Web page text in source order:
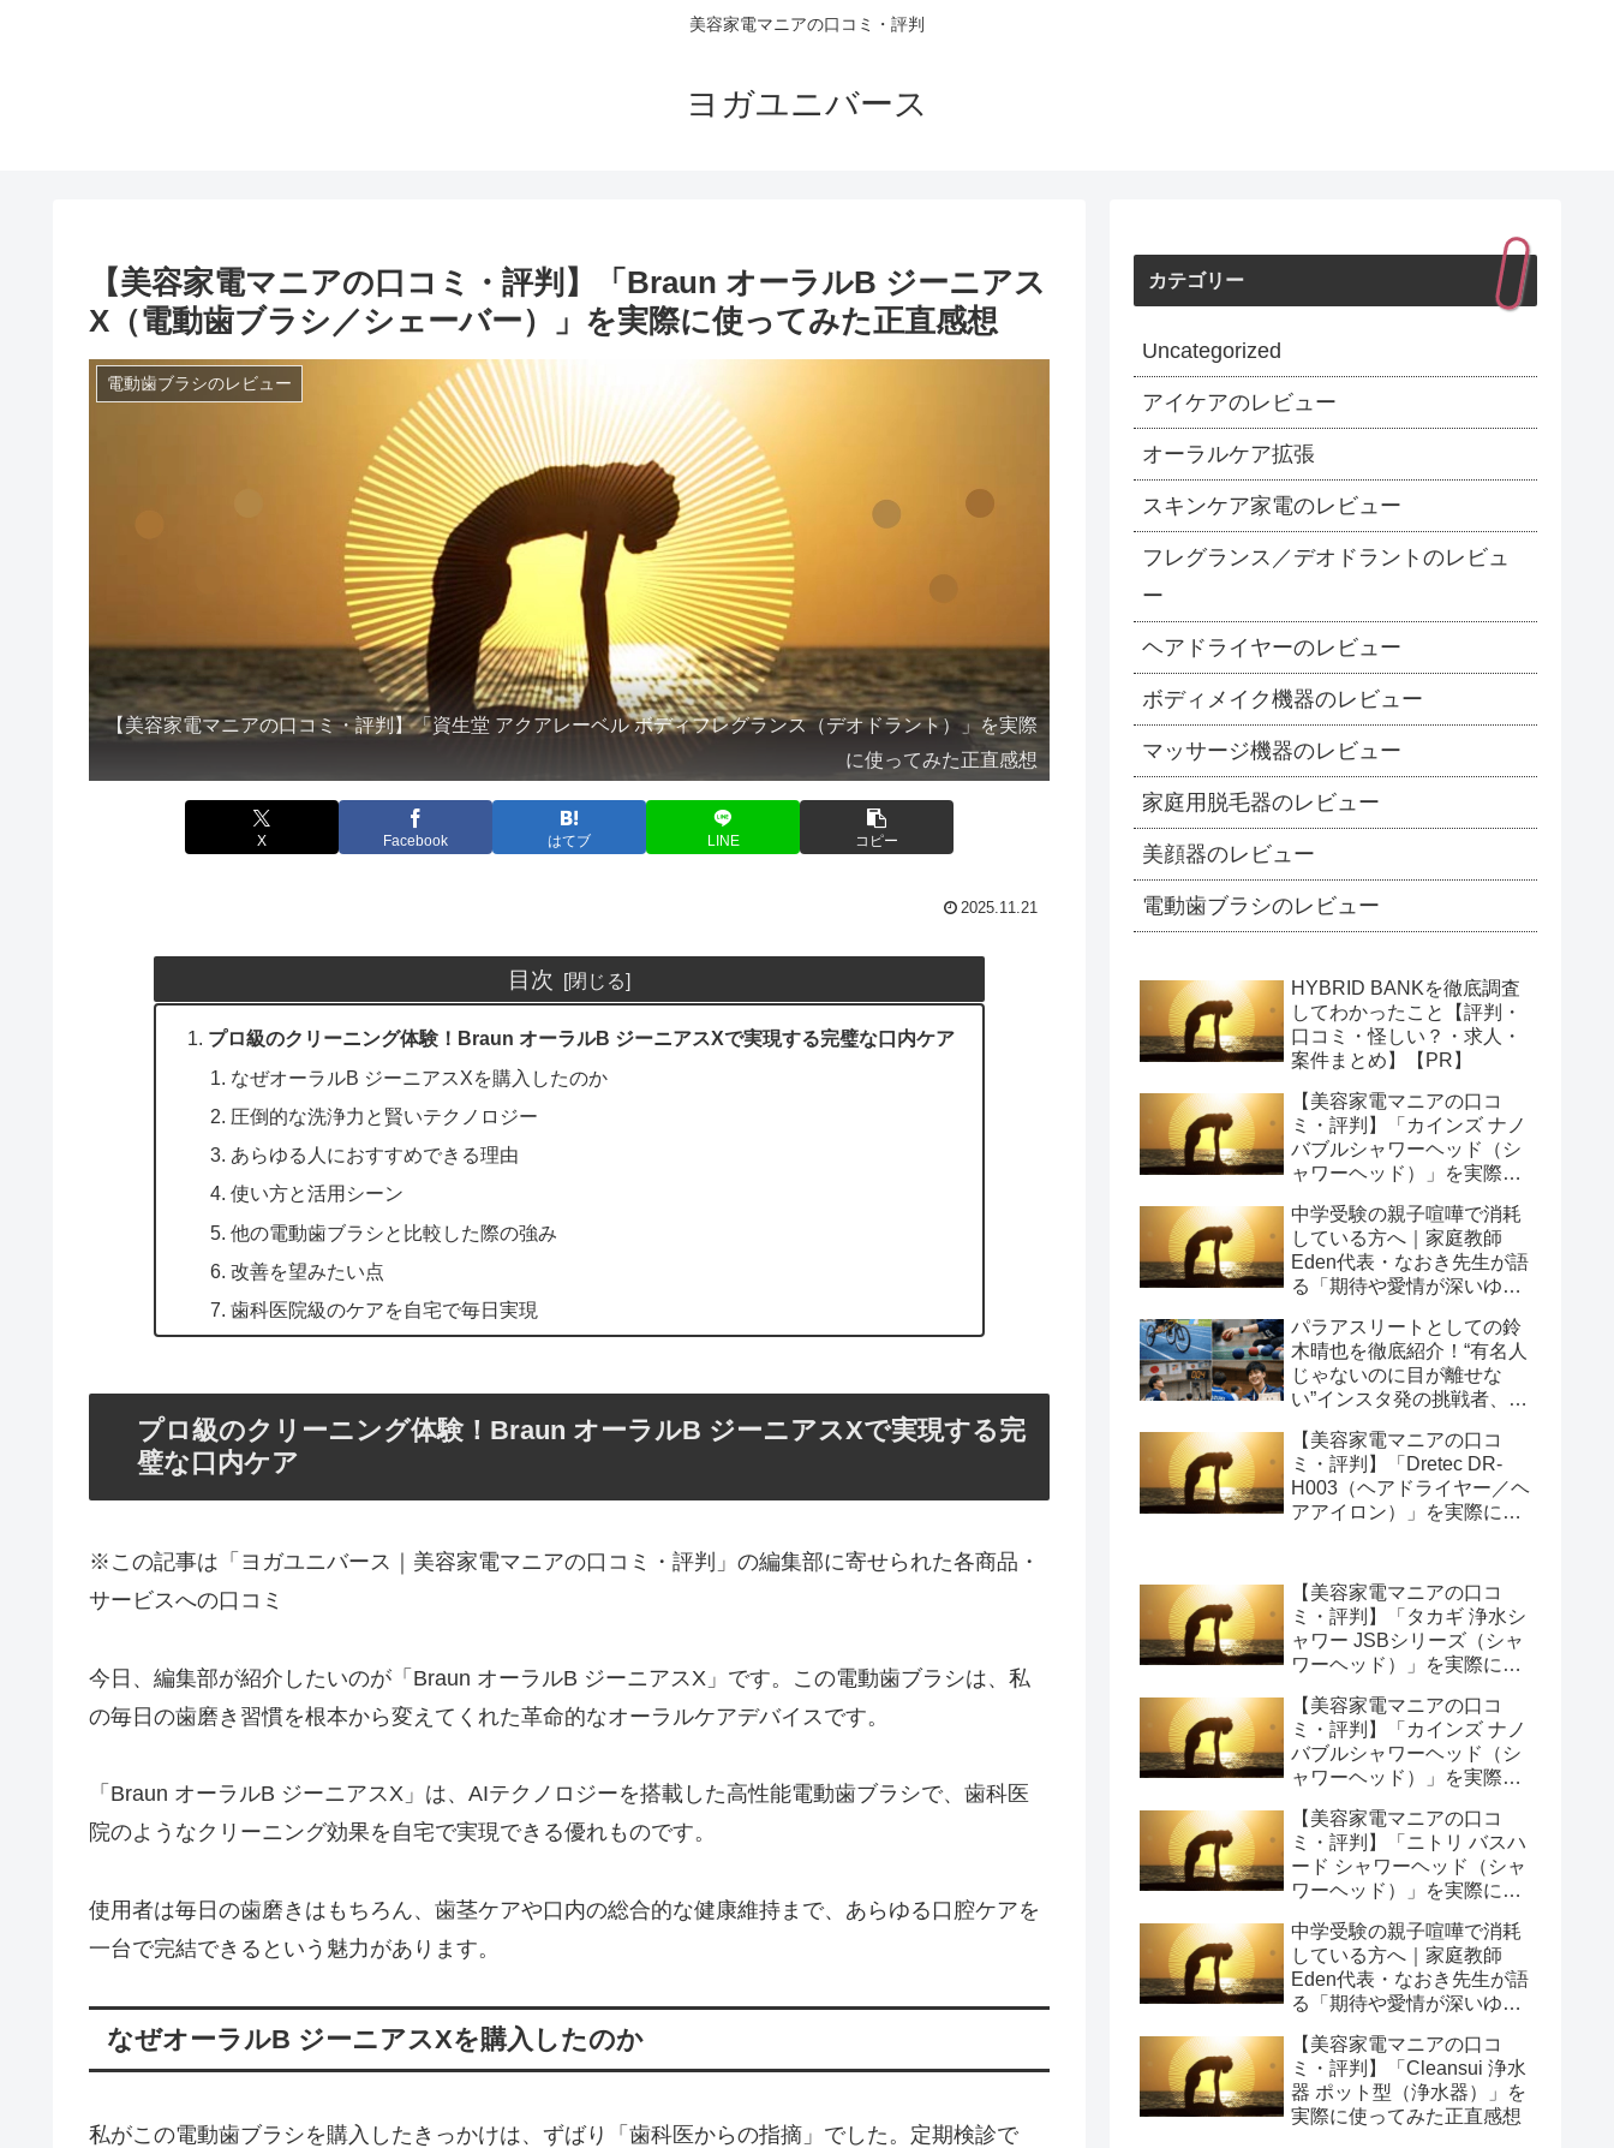
美容家電マニアの口コミ・評判
ヨガユニバース
【美容家電マニアの口コミ・評判】「Braun オーラルB ジーニアス
X（電動歯ブラシ／シェーバー）」を実際に使ってみた正直感想
電動歯ブラシのレビュー
【美容家電マニアの口コミ・評判】「資生堂 アクアレーベル ボディフレグランス（デオドラント）」を実際
に使ってみた正直感想
X Facebook はてブ LINE コピー
2025.11.21
目次
プロ級のクリーニング体験！Braun オーラルB ジーニアスXで実現する完璧な口内ケア
なぜオーラルB ジーニアスXを購入したのか
圧倒的な洗浄力と賢いテクノロジー
あらゆる人におすすめできる理由
使い方と活用シーン
他の電動歯ブラシと比較した際の強み
改善を望みたい点
歯科医院級のケアを自宅で毎日実現
プロ級のクリーニング体験！Braun オーラルB ジーニアスXで実現する完
璧な口内ケア
※この記事は「ヨガユニバース｜美容家電マニアの口コミ・評判」の編集部に寄せられた各商品・
サービスへの口コミ
今日、編集部が紹介したいのが「Braun オーラルB ジーニアスX」です。この電動歯ブラシは、私
の毎日の歯磨き習慣を根本から変えてくれた革命的なオーラルケアデバイスです。
「Braun オーラルB ジーニアスX」は、AIテクノロジーを搭載した高性能電動歯ブラシで、歯科医
院のようなクリーニング効果を自宅で実現できる優れものです。
使用者は毎日の歯磨きはもちろん、歯茎ケアや口内の総合的な健康維持まで、あらゆる口腔ケアを
一台で完結できるという魅力があります。
なぜオーラルB ジーニアスXを購入したのか
私がこの電動歯ブラシを購入したきっかけは、ずばり「歯科医からの指摘」でした。定期検診で
カテゴリー
Uncategorized
アイケアのレビュー
オーラルケア拡張
スキンケア家電のレビュー
フレグランス／デオドラントのレビュ
ー
ヘアドライヤーのレビュー
ボディメイク機器のレビュー
マッサージ機器のレビュー
家庭用脱毛器のレビュー
美顔器のレビュー
電動歯ブラシのレビュー
HYBRID BANKを徹底調査
してわかったこと【評判・
口コミ・怪しい？・求人・
案件まとめ】【PR】
【美容家電マニアの口コ
ミ・評判】「カインズ ナノ
バブルシャワーヘッド（シ
ャワーヘッド）」を実際に
中学受験の親子喧嘩で消耗
している方へ｜家庭教師
Eden代表・なおき先生が語
る「期待や愛情が深いゆえ
と、間に第三者を入れると
いう選び方
パラアスリートとしての鈴
木晴也を徹底紹介！“有名人
じゃないのに目が離せな
い”インスタ発の挑戦者、そ
を長めに追います
【美容家電マニアの口コ
ミ・評判】「Dretec DR-
H003（ヘアドライヤー／ヘ
アアイロン）」を実際に使
【美容家電マニアの口コ
ミ・評判】「タカギ 浄水シ
ャワー JSBシリーズ（シャ
ワーヘッド）」を実際に使
【美容家電マニアの口コ
ミ・評判】「カインズ ナノ
バブルシャワーヘッド（シ
ャワーヘッド）」を実際に
【美容家電マニアの口コ
ミ・評判】「ニトリ バスハ
ード シャワーヘッド（シャ
ワーヘッド）」を実際に使
中学受験の親子喧嘩で消耗
している方へ｜家庭教師
Eden代表・なおき先生が語
る「期待や愛情が深いゆえ
と、間に第三者を入れると
いう選び方
【美容家電マニアの口コ
ミ・評判】「Cleansui 浄水
器 ポット型（浄水器）」を
実際に使ってみた正直感想